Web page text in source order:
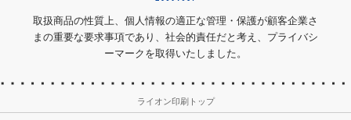
取扱商品の性質上、個人情報の適正な管理・保護が顧客企業さ
まの重要な要求事項であり、社会的責任だと考え、プライバシ
ーマークを取得いたしました。
ライオン印刷トップ